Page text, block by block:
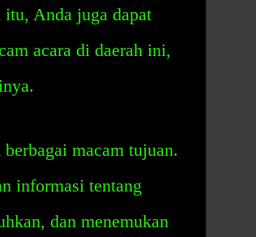
itu, Anda juga dapat
acara di daerah ini,
macam tujuan.
informasi tentang
dan menemukan